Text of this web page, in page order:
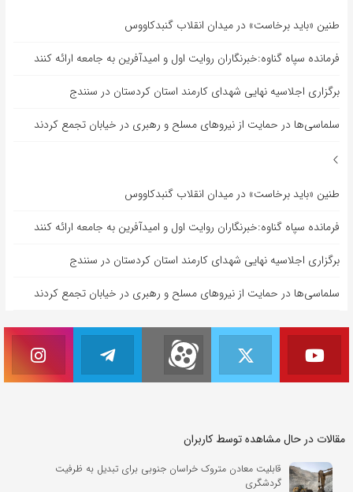
طنین «باید برخاست» در میدان انقلاب گنبدکاووس
فرمانده سپاه گناوه:خبرنگاران روایت اول و امیدآفرین به جامعه ارائه کنند
برگزاری اجلاسیه نهایی شهدای کارمند استان کردستان در سنندج
سلماسی‌ها در حمایت از نیروهای مسلح و رهبری در خیابان تجمع کردند
طنین «باید برخاست» در میدان انقلاب گنبدکاووس
فرمانده سپاه گناوه:خبرنگاران روایت اول و امیدآفرین به جامعه ارائه کنند
برگزاری اجلاسیه نهایی شهدای کارمند استان کردستان در سنندج
سلماسی‌ها در حمایت از نیروهای مسلح و رهبری در خیابان تجمع کردند
مقالات در حال مشاهده توسط کاربران
قابلیت معادن متروک خراسان جنوبی برای تبدیل به ظرفیت
گردشگری